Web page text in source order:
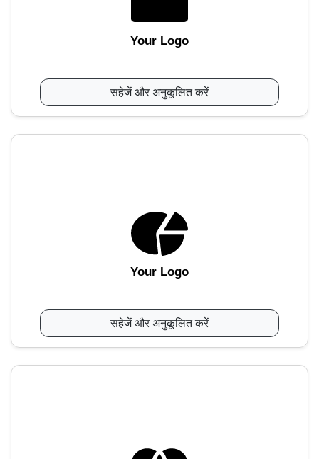
Your Logo
सहेजें और अनुकूलित करें
Your Logo
सहेजें और अनुकूलित करें